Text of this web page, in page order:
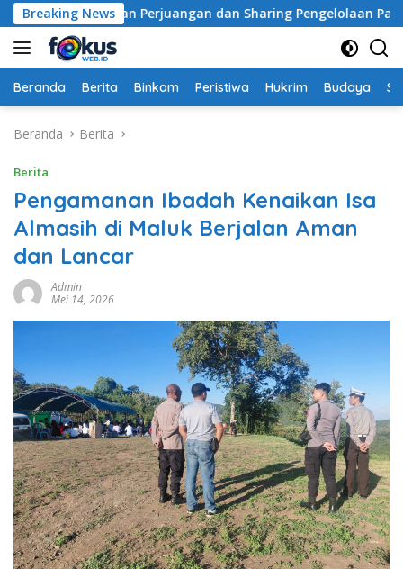
Langsung
ke
konten
Breaking News
Hadiri “Jalan Perjuangan dan Sharing Pengelolaan
Beranda Berita Binkam Peristiwa Hukrim Budaya
Beranda Berita
Berita
Pengamanan Ibadah Kenaikan Isa
Almasih di Maluk Berjalan Aman
dan Lancar
Admin
Mei 14, 2026